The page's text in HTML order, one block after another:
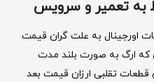
به تعمیر و سرویس
اورجینال به علت گران قیمت
که ارگ به صورت بلند مدت
تقلبی ارزان قیمت بعد